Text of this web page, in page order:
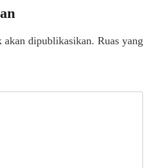
dipublikasikan. Ruas yang